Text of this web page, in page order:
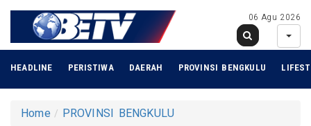
06 Agu 2026
HEADLINE PERISTIWA DAERAH PROVINSI BENGKULU
Home PROVINSI BENGKULU